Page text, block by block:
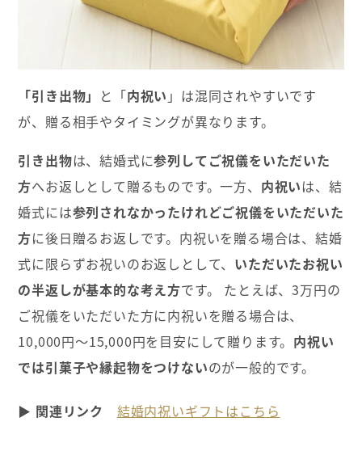
「引き出物」 と「内祝い 」は混同されやすいです
が、贈る相手やタイミングが異なります。
引き出物は、結婚式に参列してご祝儀をいただいた
方へお返しとして贈るものです。一方、 内祝いは、結
婚式には参列されなかったけれどご祝儀をいただいた
方に後日贈るお返しです。内祝いを贈る場合は、結婚
式に限らずお祝いのお返しとして、 いただいたお祝い
の半返しが基本的な考え方です。 たとえば、3万円の
ご祝儀をいただいた方に内祝いを贈る場合は、
10,000円〜15,000円を目安にして贈ります。 内祝い
では引菓子や縁起物をつけないのが一般的です。
▶ 関連リンク 結婚内祝いギフトはこちら